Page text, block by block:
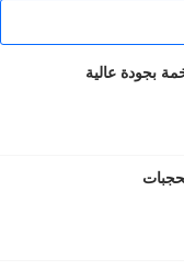
بجودة عالية